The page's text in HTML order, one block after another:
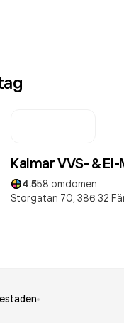
Kalmar VVS- &
4.558 omdömen
Storgatan 70, 386 32